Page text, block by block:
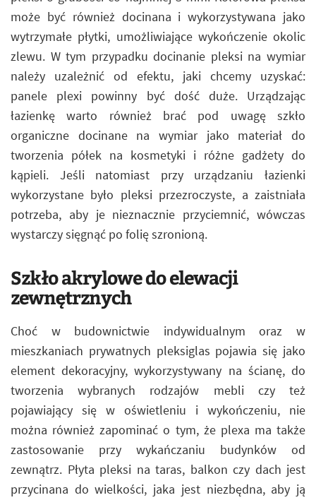
może być również docinana i wykorzystywana jako
wytrzymałe płytki, umożliwiające wykończenie okolic
zlewu. W tym przypadku docinanie pleksi na wymiar
należy uzależnić od efektu, jaki chcemy uzyskać:
panele plexi powinny być dość duże. Urządzając
łazienkę warto również brać pod uwagę szkło
organiczne docinane na wymiar jako materiał do
tworzenia półek na kosmetyki i różne gadżety do
kąpieli. Jeśli natomiast przy urządzaniu łazienki
wykorzystane było pleksi przezroczyste, a zaistniała
potrzeba, aby je nieznacznie przyciemnić, wówczas
wystarczy sięgnąć po folię szronioną.
Szkło akrylowe do elewacji
zewnętrznych
Choć w budownictwie indywidualnym oraz w
mieszkaniach prywatnych pleksiglas pojawia się jako
element dekoracyjny, wykorzystywany na ścianę, do
tworzenia wybranych rodzajów mebli czy też
pojawiający się w oświetleniu i wykończeniu, nie
można również zapominać o tym, że plexa ma także
zastosowanie przy wykańczaniu budynków od
zewnątrz. Płyta pleksi na taras, balkon czy dach jest
przycinana do wielkości, jaka jest niezbędna, aby ją